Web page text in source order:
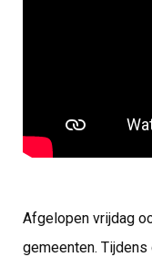
Afgelopen vrijdag
gemeenten.